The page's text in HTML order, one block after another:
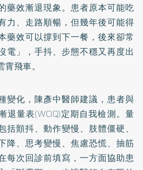
藥效漸退現象。患者原本可能吃
力、走路順暢，但幾年後可能得
藥效可以撐到下一餐，後來卻常
電」，手抖、步態不穩又再度出
飛車。
變化，陳彥中醫師建議，患者與
退量表(WOQ)定期自我檢測。量
括顫抖、動作變慢、肢體僵硬、
降、思考變慢、焦慮恐慌、抽筋
每次回診前填寫，一方面協助患